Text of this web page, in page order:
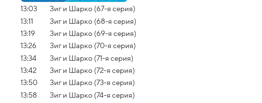
13:03
Зиг и Шарко (67-я серия)
13:11
Зиг и Шарко (68-я серия)
13:19
Зиг и Шарко (69-я серия)
13:26
Зиг и Шарко (70-я серия)
13:34
Зиг и Шарко (71-я серия)
13:42
Зиг и Шарко (72-я серия)
13:50
Зиг и Шарко (73-я серия)
13:58
Зиг и Шарко (74-я серия)